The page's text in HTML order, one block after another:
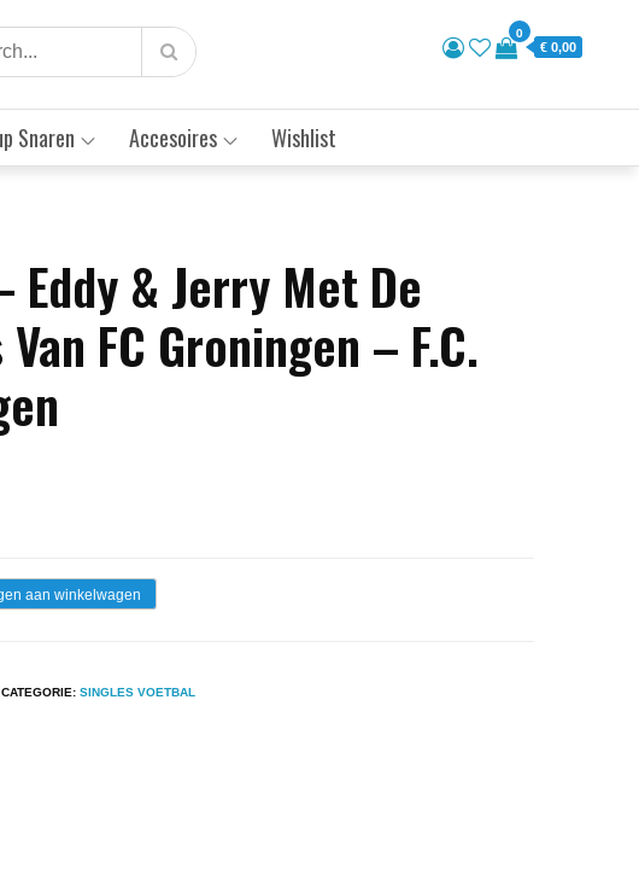
0
€ 0,00
Snaren Accesoires Wishlist
Eddy & Jerry Met De
FC Groningen – F.C.
aan winkelwagen
CATEGORIE:SINGLES VOETBAL